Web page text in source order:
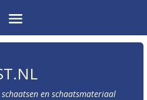
en schaatsmateriaal